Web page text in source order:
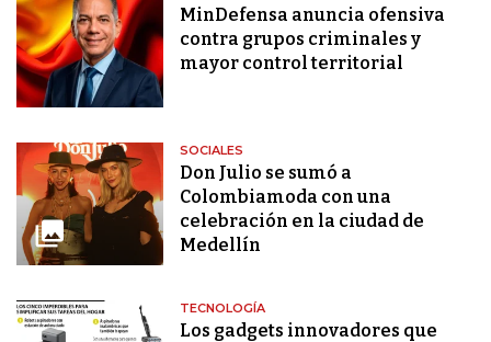
MinDefensa anuncia ofensiva
contra grupos criminales y
mayor control territorial
SOCIALES
Don Julio se sumó a
Colombiamoda con una
celebración en la ciudad de
Medellín
TECNOLOGÍA
Los gadgets innovadores que